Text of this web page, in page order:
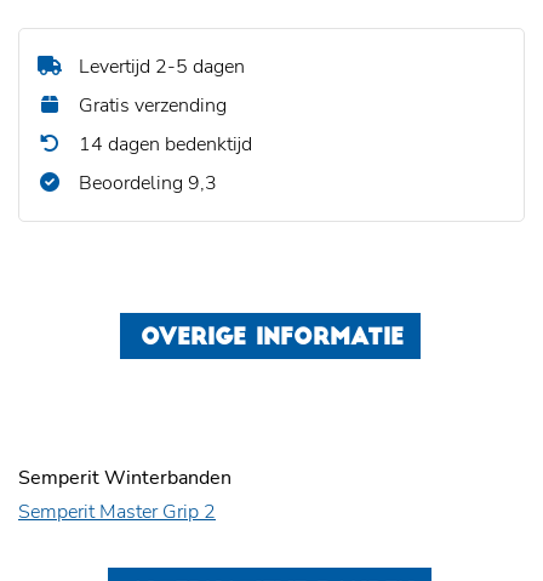
Levertijd 2-5 dagen
Gratis verzending
14 dagen bedenktijd
Beoordeling 9,3
OVERIGE INFORMATIE
Semperit Winterbanden
Semperit Master Grip 2